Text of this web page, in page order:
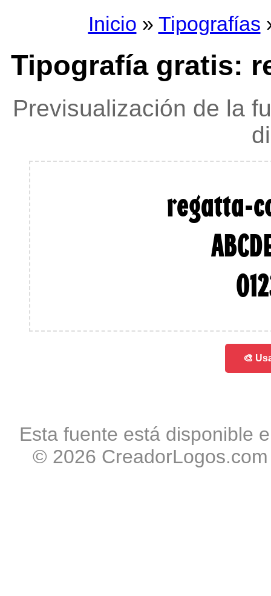
Inicio » Tipografías
Tipografía gratis:
Previsualización de la
regatta-
🎨
Esta fuente está disponible
© 2026